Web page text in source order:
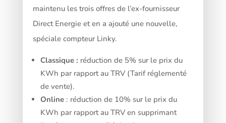
maintenu les trois offres de l’ex-fournisseur
Direct Energie et en a ajouté une nouvelle,
spéciale compteur Linky.
Classique : réduction de 5% sur le prix du
KWh par rapport au TRV (Tarif réglementé
de vente).
Online : réduction de 10% sur le prix du
KWh par rapport au TRV en supprimant